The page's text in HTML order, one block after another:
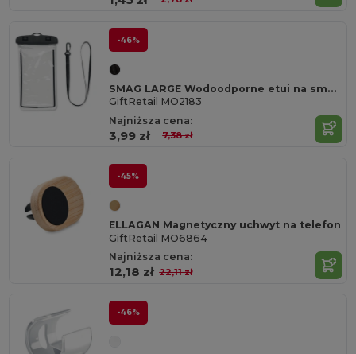
-46%
SMAG LARGE Wodoodporne etui na smartfon
GiftRetail MO2183
Najniższa cena:
3,99 zł 7,38 zł
-45%
ELLAGAN Magnetyczny uchwyt na telefon
GiftRetail MO6864
Najniższa cena:
12,18 zł 22,11 zł
-46%